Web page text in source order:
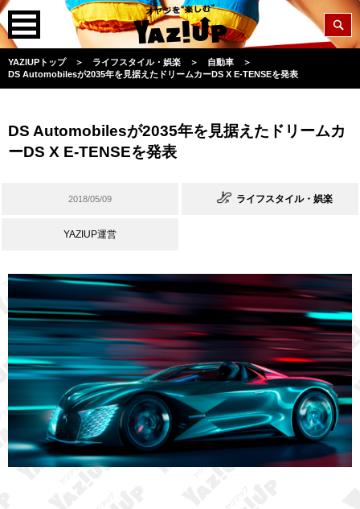
YAZIUPトップ ＞ ライフスタイル・娯楽 ＞ 自動車
＞
DS Automobilesが2035年を見据えたドリームカーDS X E-TENSEを発表
DS Automobilesが2035年を見据えたドリームカ
ーDS X E-TENSEを発表
2018/05/09 ライフスタイル・娯楽
YAZIUP運営